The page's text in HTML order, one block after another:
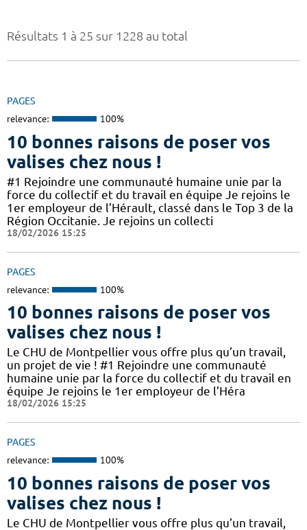
Résultats 1 à 25 sur 1228 au total
PAGES
relevance: 100%
10 bonnes raisons de poser vos
valises chez nous !
#1 Rejoindre une communauté humaine unie par la
force du collectif et du travail en équipe Je rejoins le
1er employeur de l’Hérault, classé dans le Top 3 de la
Région Occitanie. Je rejoins un collecti
18/02/2026 15:25
PAGES
relevance: 100%
10 bonnes raisons de poser vos
valises chez nous !
Le CHU de Montpellier vous offre plus qu’un travail,
un projet de vie ! #1 Rejoindre une communauté
humaine unie par la force du collectif et du travail en
équipe Je rejoins le 1er employeur de l’Héra
18/02/2026 15:25
PAGES
relevance: 100%
10 bonnes raisons de poser vos
valises chez nous !
Le CHU de Montpellier vous offre plus qu’un travail,